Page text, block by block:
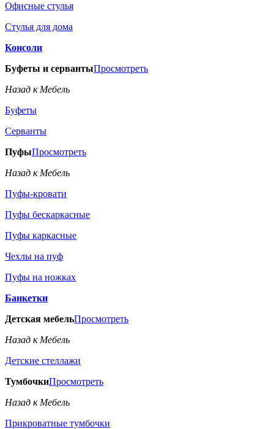
Офисные стулья
Стулья для дома
Консоли
Буфеты и сервантыПросмотреть
Назад к Мебель
Буфеты
Серванты
ПуфыПросмотреть
Назад к Мебель
Пуфы-кровати
Пуфы бескаркасные
Пуфы каркасные
Чехлы на пуф
Пуфы на ножках
Банкетки
Детская мебельПросмотреть
Назад к Мебель
Детские стеллажи
ТумбочкиПросмотреть
Назад к Мебель
Прикроватные тумбочки